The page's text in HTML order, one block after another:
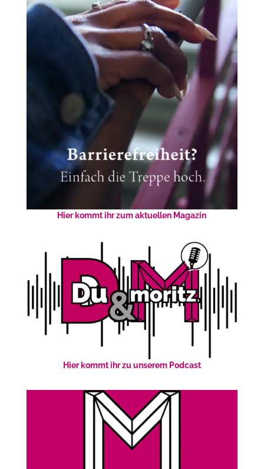
Hier kommt ihr zum aktuellen Magazin
Hier kommt ihr zu unserem Podcast